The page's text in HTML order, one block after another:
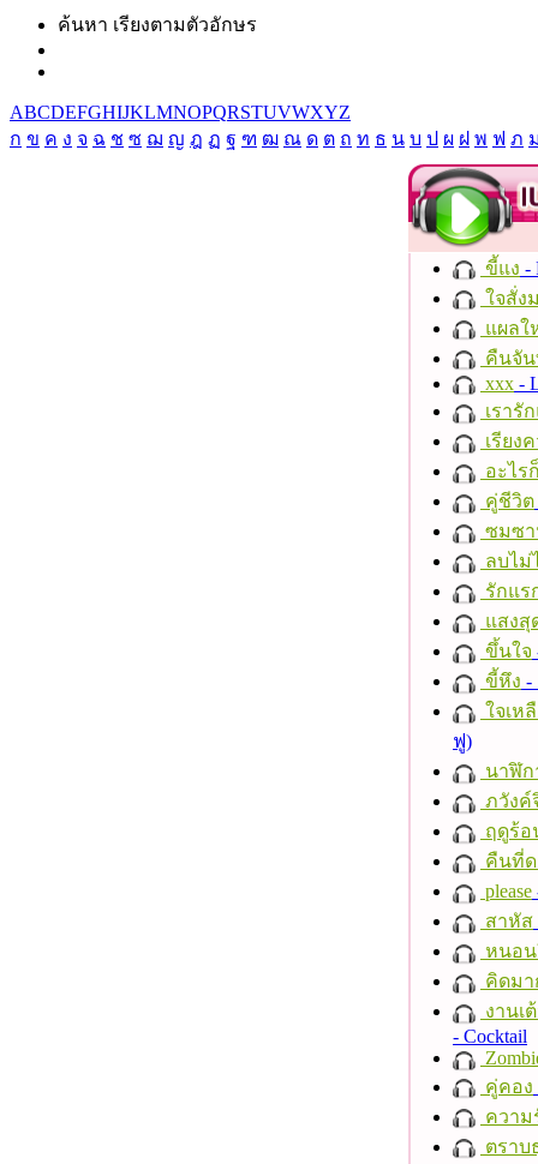
ค้นหา เรียงตามตัวอักษร
ABCDEFGHIJKLMNOPQRSTUVWXYZ
ก ข ค ง จ ฉ ช ซ ฌ ญ ฎ ฏ ฐ ฑ ฒ ณ ด ต ถ ท ธ น บ ป ผ ฝ พ ฟ ภ
ขี้แง -
ใจสั่ง
แผลใ
คืนจั
xxx -
เรารั
เรียง
อะไร
คู่ชีวิต
ซมซ
ลบไม่
รักแร
แสงสุ
ขึ้นใจ
ขี้หึง -
ใจเห
ฟู)
นาฬิก
ภวังค์
ฤดูร้อ
คืนที่ด
please
สาหัส
หนอน
คิดมา
งานเ
- Cocktail
คู่คอง
ความ
ตราบ